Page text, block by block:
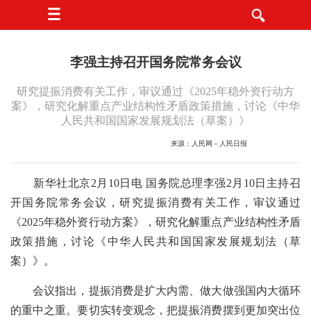
李强主持召开国务院常务会议
研究提振消费有关工作，审议通过《2025年稳外资行动方
案》，研究化解重点产业结构性矛盾政策措施，讨论《中华
人民共和国国家发展规划法（草案）》
来源：人民网－人民日报
新华社北京2月10日电 国务院总理李强2月10日主持召
开国务院常务会议，研究提振消费有关工作，审议通过
《2025年稳外资行动方案》，研究化解重点产业结构性矛盾
政策措施，讨论《中华人民共和国国家发展规划法（草
案）》。
会议指出，提振消费是扩大内需、做大做强国内大循环
的重中之重。要切实转变观念，把提振消费摆到更加突出位